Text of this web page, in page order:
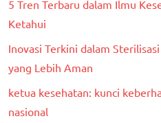
5 Tren Terbaru dalam Ilmu
Ketahui
Inovasi Terkini dalam
yang Lebih Aman
ketua kesehatan: kunci
nasional